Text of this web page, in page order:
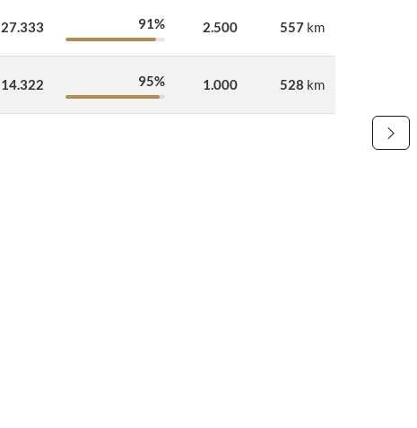
27.333 91% 2.500 557 km
14.322 95% 1.000 528 km